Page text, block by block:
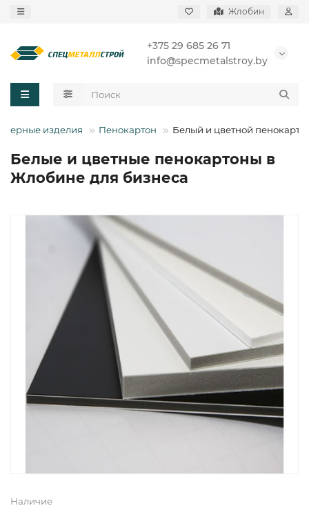
Жлобин
+375 29 685 26 71
info@specmetalstroy.by
изделия Пенокартон Белый и цветной
Белые и цветные пенокартоны в
Жлобине для бизнеса
Наличие